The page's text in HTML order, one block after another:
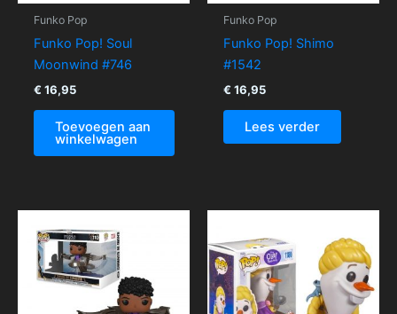
Funko Pop
Funko Pop! Soul
Moonwind #746
€ 16,95
Toevoegen aan
winkelwagen
Funko Pop
Funko Pop! Shimo
#1542
€ 16,95
Lees verder